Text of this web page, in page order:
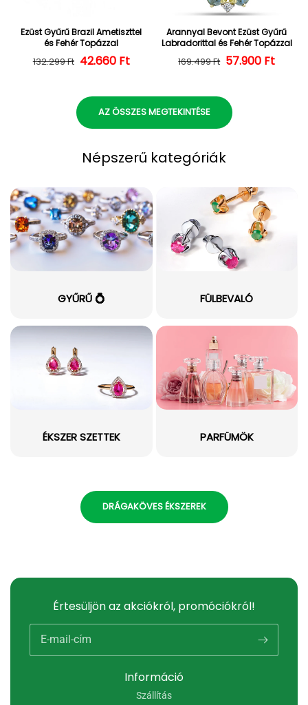
Ezüst Gyűrű Brazil Ametiszttel
és Fehér Topázzal
Normál ár
132.299 Ft Kedvezményes ár
42.660 Ft
Arannyal Bevont Ezüst Gyűrű
Labradorittal és Fehér Topázzal
Normál ár
169.499 Ft 57.900 Ft
AZ ÖSSZES MEGTEKINTÉSE
Népszerű kategóriák
GYŰRŰ 💍 FÜLBEVALÓ
ÉKSZER SZETTEK PARFÜMÖK
DRÁGAKÖVES ÉKSZEREK
Információ
Szállítás
Értesüljön az akciókról, promóciókról!
E-mail-cím